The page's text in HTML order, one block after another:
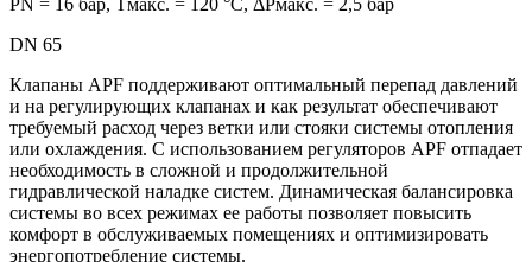
DN 65
Клапаны APF поддерживают оптимальный перепад давлений
и на регулирующих клапанах и как результат обеспечивают
требуемый расход через ветки или стояки системы отопления
или охлаждения. С использованием регуляторов APF отпадает
необходимость в сложной и продолжительной
гидравлической наладке систем. Динамическая балансировка
системы во всех режимах ее работы позволяет повысить
комфорт в обслуживаемых помещениях и оптимизировать
энергопотребление системы.